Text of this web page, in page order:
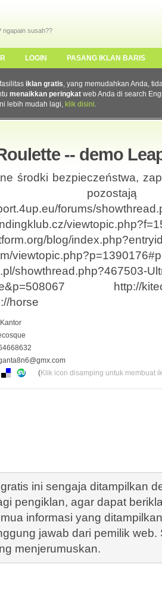
ngapain susah??
LOGIN PASANG IKLAN BARIS
iklan gratis, yang memudahkan Anda,
menaikkan peringkat web Anda di search
lebih mudah lagi, klik disini.
-- demo
środki bezpieczeństwa,
forums/
blog/
showthread.php?467503-
http://
horse
(Klik icon disamping untuk membuat
ini sengaja ditampilkan
pengiklan, agar dapat
informasi yang
jawab dari pemilik
menjerumuskan.